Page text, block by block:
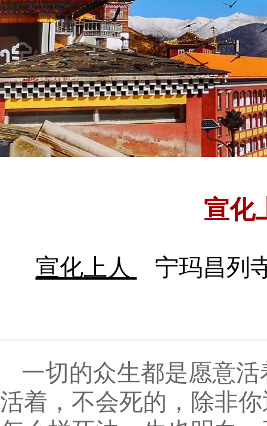
宣化
宣化上人 宁玛昌列
一切的众生都是愿意
活着，不会死的，除非